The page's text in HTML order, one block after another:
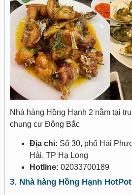
Nhà hàng Hồng Hạnh 2 nằm tại
chung cư Đông Bắc
Địa chỉ: Số 30, phố Hải
Hải, TP Hạ Long
Hotline: 02033700189
3. Nhà hàng Hồng Hạnh